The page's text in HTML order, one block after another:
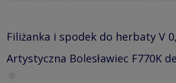
Filiżanka i spodek do herbaty V
Artystyczna Bolesławiec F770K